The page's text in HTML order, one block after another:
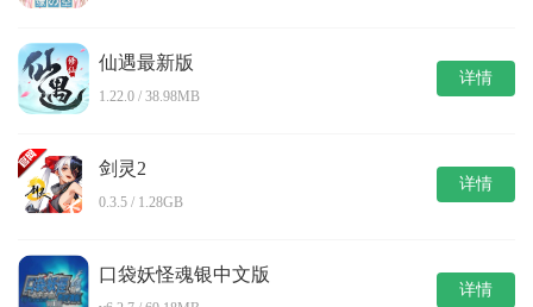
仙遇最新版
1.22.0 / 38.98MB
详情
剑灵2
0.3.5 / 1.28GB
详情
口袋妖怪魂银中文版
详情